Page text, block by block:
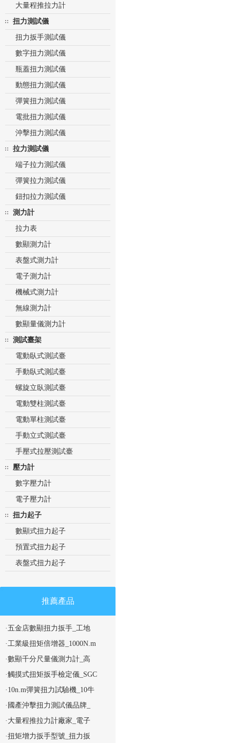
大量程推拉力計
扭力測試儀
扭力扳手測試儀
數字扭力測試儀
瓶蓋扭力測試儀
動態扭力測試儀
彈簧扭力測試儀
電批扭力測試儀
沖擊扭力測試儀
拉力測試儀
端子拉力測試儀
彈簧拉力測試儀
鈕扣拉力測試儀
測力計
拉力表
數顯測力計
表盤式測力計
電子測力計
機械式測力計
無線測力計
數顯量儀測力計
測試臺架
電動臥式測試臺
手動臥式測試臺
螺旋立臥測試臺
電動雙柱測試臺
電動單柱測試臺
手動立式測試臺
手壓式拉壓測試臺
壓力計
數字壓力計
電子壓力計
扭力起子
數顯式扭力起子
預置式扭力起子
表盤式扭力起子
推薦產品
·五金店數顯扭力扳手_工地
·工業級扭矩倍增器_1000N.m
·數顯千分尺量儀測力計_高
·觸摸式扭矩扳手檢定儀_SGC
·10n.m彈簧扭力試驗機_10牛
·國產沖擊扭力測試儀品牌_
·大量程推拉力計廠家_電子
·扭矩增力扳手型號_扭力扳